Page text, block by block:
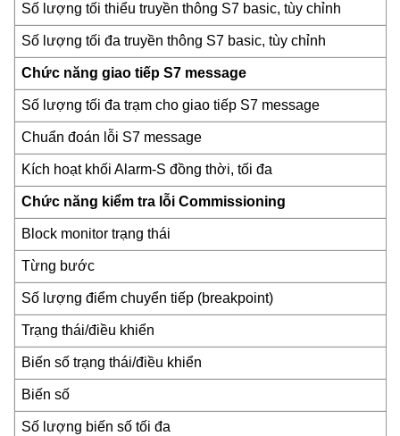
Số lượng tối thiểu truyền thông S7 basic, tùy chỉnh
Số lượng tối đa truyền thông S7 basic, tùy chỉnh
Chức năng giao tiếp S7 message
Số lượng tối đa trạm cho giao tiếp S7 message
Chuẩn đoán lỗi S7 message
Kích hoạt khối Alarm-S đồng thời, tối đa
Chức năng kiểm tra lỗi Commissioning
Block monitor trạng thái
Từng bước
Số lượng điểm chuyển tiếp (breakpoint)
Trạng thái/điều khiển
Biến số trạng thái/điều khiển
Biến số
Số lượng biến số tối đa